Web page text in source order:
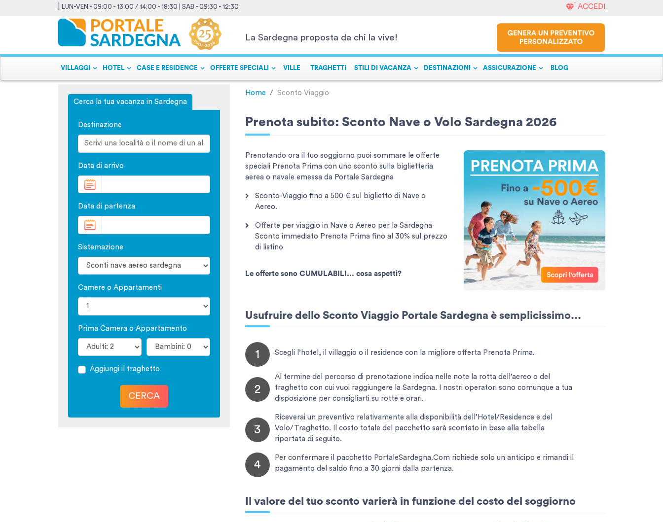
LUN-VEN - 09:00 - 13:00 / 14:00 - 18:30 | SAB - 09:30 - 12:30 ACCEDI
La Sardegna proposta da chi la vive!
VILLAGGI HOTEL CASE E RESIDENCE OFFERTE SPECIALI VILLE TRAGHETTI STILI DI VACANZA DESTINAZIONI ASSICURAZIONE BLOG
Cerca la tua vacanza in Sardegna
Destinazione
Data di arrivo
Data di partenza
Sistemazione
Camere o Appartamenti
Prima Camera o Appartamento
Aggiungi il traghetto
CERCA
Home Sconto Viaggio
Prenota subito: Sconto Nave o Volo Sardegna 2026
Prenotando ora il tuo soggiorno puoi sommare le offerte
speciali Prenota Prima con uno sconto sulla biglietteria
aerea o navale emessa da Portale Sardegna
Sconto-Viaggio fino a 500 € sul biglietto di Nave o
Aereo.
Offerte per viaggio in Nave o Aereo per la Sardegna
Sconto immediato Prenota Prima fino al 30% sul prezzo
di listino
Le offerte sono CUMULABILI... cosa aspetti?
Usufruire dello Sconto Viaggio Portale Sardegna è semplicissimo...
1 Scegli l’hotel, il villaggio o il residence con la migliore offerta Prenota Prima.
2
Al termine del percorso di prenotazione indica nelle note la rotta dell’aereo o del
traghetto con cui vuoi raggiungere la Sardegna. I nostri operatori sono comunque a tua
disposizione per consigliarti su rotte e orari.
3
Riceverai un preventivo relativamente alla disponibilità dell’Hotel/Residence e del
Volo/Traghetto. Il costo totale del pacchetto sarà scontato in base alla tabella
riportata di seguito.
4
Per confermare il pacchetto PortaleSardegna.Com richiede solo un anticipo e rimandi il
pagamento del saldo fino a 30 giorni dalla partenza.
Il valore del tuo sconto varierà in funzione del costo del soggiorno